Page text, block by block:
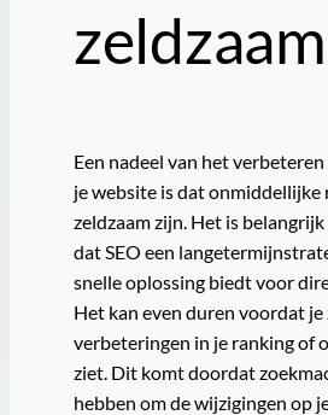
zeldzaam
Een nadeel van het verbeteren
je website is dat onmiddellijke
zeldzaam zijn. Het is
dat SEO een
snelle oplossing biedt voor
Het kan even duren voordat
verbeteringen in je ranking of
ziet. Dit komt doordat
hebben om de wijzigingen op